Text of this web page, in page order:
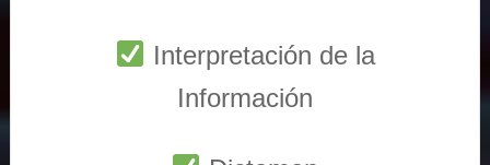
Interpretación de la
Información